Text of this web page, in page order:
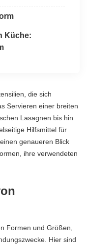
Küche:
die sich
Servieren einer breiten
Lasagnen bis hin
Hilfsmittel für
genaueren Blick
ihre verwendeten
Formen und Größen,
Hier sind